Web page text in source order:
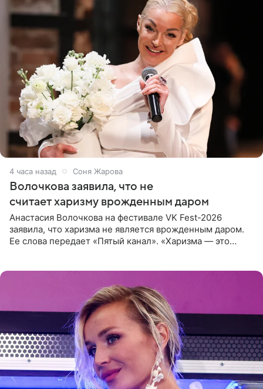
4 часа назад Соня Жарова
Волочкова заявила, что не
считает харизму врожденным даром
Анастасия Волочкова на фестивале VK Fest-2026
заявила, что харизма не является врожденным даром.
Ее слова передает «Пятый канал». «Харизма — это